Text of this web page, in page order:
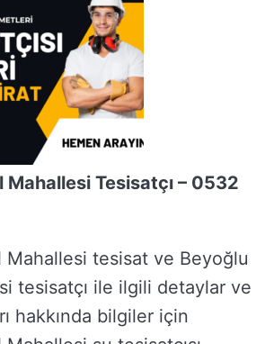
Mahallesi Tesisatçı – 0532
Mahallesi tesisat ve Beyoğlu
tesisatçı ile ilgili detaylar ve
hakkında bilgiler için